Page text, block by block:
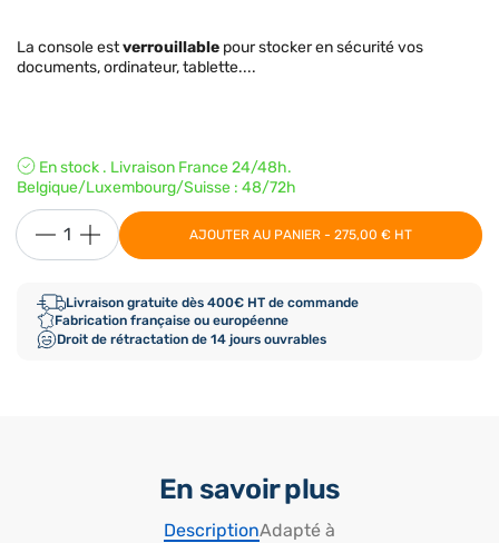
La console estverrouillable pour stocker en sécurité vos
documents, ordinateur, tablette....
En stock . Livraison France 24/48h.
Belgique/Luxembourg/Suisse : 48/72h
AJOUTER AU PANIER - 275,00 € HT
Livraison gratuite dès 400€ HT de commande
Fabrication française ou européenne
Droit de rétractation de 14 jours ouvrables
En savoir plus
DescriptionAdapté à